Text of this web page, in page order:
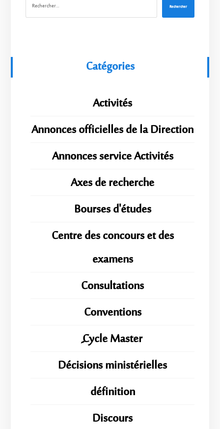
Rechercher
Catégories
Activités
Annonces officielles de la Direction
Annonces service Activités
Axes de recherche
Bourses d'études
Centre des concours et des
examens
Consultations
Conventions
ِِِCycle Master
Décisions ministérielles
définition
Discours